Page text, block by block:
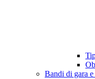
Bandi di gara